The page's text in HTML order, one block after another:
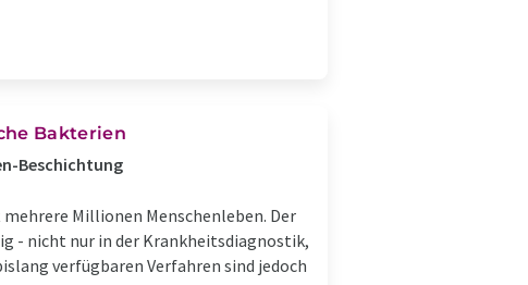
Bakterien
Beschichtung
Millionen Menschenleben. Der
- nicht nur in der Krankheitsdiagnostik,
verfügbaren Verfahren sind jedoch